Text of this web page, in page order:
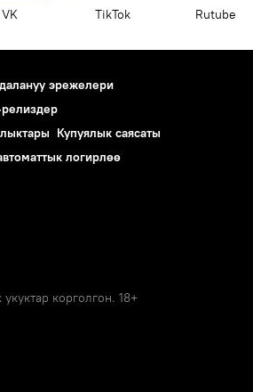
VK ТikТоk Rutube
эрежелери
Купуялык саясаты
логирлөө
корголгон. 18+